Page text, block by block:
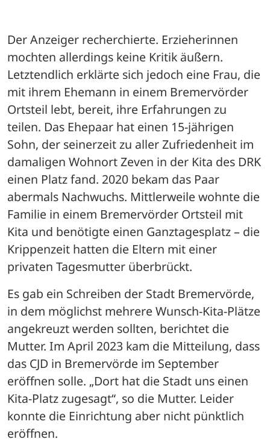
Der Anzeiger recherchierte. Erzieherinnen
mochten allerdings keine Kritik äußern.
Letztendlich erklärte sich jedoch eine Frau, die
mit ihrem Ehemann in einem Bremervörder
Ortsteil lebt, bereit, ihre Erfahrungen zu
teilen. Das Ehepaar hat einen 15-jährigen
Sohn, der seinerzeit zu aller Zufriedenheit im
damaligen Wohnort Zeven in der Kita des DRK
einen Platz fand. 2020 bekam das Paar
abermals Nachwuchs. Mittlerweile wohnte die
Familie in einem Bremervörder Ortsteil mit
Kita und benötigte einen Ganztagesplatz – die
Krippenzeit hatten die Eltern mit einer
privaten Tagesmutter überbrückt.
Es gab ein Schreiben der Stadt Bremervörde,
in dem möglichst mehrere Wunsch-Kita-Plätze
angekreuzt werden sollten, berichtet die
Mutter. Im April 2023 kam die Mitteilung, dass
das CJD in Bremervörde im September
eröffnen solle. „Dort hat die Stadt uns einen
Kita-Platz zugesagt“, so die Mutter. Leider
konnte die Einrichtung aber nicht pünktlich
eröffnen.